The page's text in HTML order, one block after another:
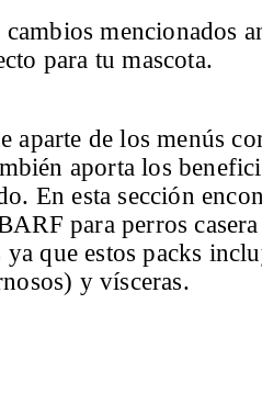
mencionados
para tu mascota.
aparte de los menús
aporta los
En esta sección
para perros
que estos packs
y vísceras.